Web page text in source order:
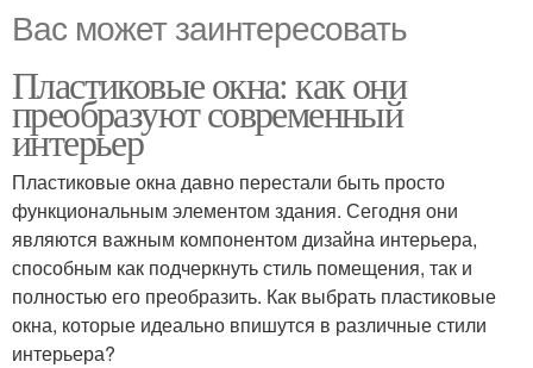
Вас может заинтересовать
Пластиковые окна: как они
преобразуют современный
интерьер
Пластиковые окна давно перестали быть просто
функциональным элементом здания. Сегодня они
являются важным компонентом дизайна интерьера,
способным как подчеркнуть стиль помещения, так и
полностью его преобразить. Как выбрать пластиковые
окна, которые идеально впишутся в различные стили
интерьера?